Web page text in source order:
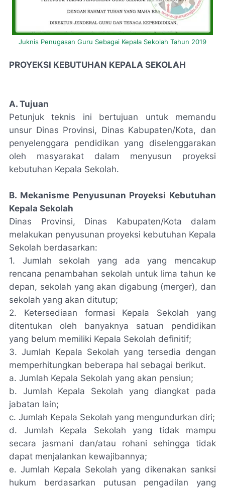
Juknis Penugasan Guru Sebagai Kepala Sekolah Tahun 2019
PROYEKSI KEBUTUHAN KEPALA SEKOLAH
A. Tujuan
Petunjuk teknis ini bertujuan untuk memandu
unsur Dinas Provinsi, Dinas Kabupaten/Kota, dan
penyelenggara pendidikan yang diselenggarakan
oleh masyarakat dalam menyusun proyeksi
kebutuhan Kepala Sekolah.
B. Mekanisme Penyusunan Proyeksi Kebutuhan
Kepala Sekolah
Dinas Provinsi, Dinas Kabupaten/Kota dalam
melakukan penyusunan proyeksi kebutuhan Kepala
Sekolah berdasarkan:
1. Jumlah sekolah yang ada yang mencakup
rencana penambahan sekolah untuk lima tahun ke
depan, sekolah yang akan digabung (merger), dan
sekolah yang akan ditutup;
2. Ketersediaan formasi Kepala Sekolah yang
ditentukan oleh banyaknya satuan pendidikan
yang belum memiliki Kepala Sekolah definitif;
3. Jumlah Kepala Sekolah yang tersedia dengan
memperhitungkan beberapa hal sebagai berikut.
a. Jumlah Kepala Sekolah yang akan pensiun;
b. Jumlah Kepala Sekolah yang diangkat pada
jabatan lain;
c. Jumlah Kepala Sekolah yang mengundurkan diri;
d. Jumlah Kepala Sekolah yang tidak mampu
secara jasmani dan/atau rohani sehingga tidak
dapat menjalankan kewajibannya;
e. Jumlah Kepala Sekolah yang dikenakan sanksi
hukum berdasarkan putusan pengadilan yang